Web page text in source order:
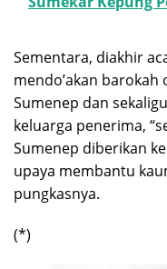
Sementara, diakhir
mendo’akan
Sumenep dan
keluarga penerima,
Sumenep diberikan
upaya membantu
pungkasnya.
(*)